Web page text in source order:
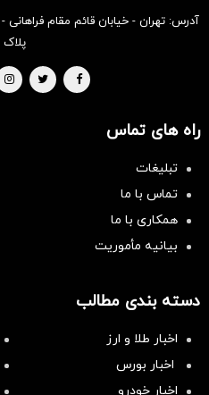
آدرس: تهران - خیابان قائم مقام
پلاک ۵
راه های تماس
تبلیغات
تماس با ما
همکاری با ما
بیانیه مأموریت
دسته بندی مطالب
اخبار طلا و ارز
اخبار بورس
اخبار خودرو